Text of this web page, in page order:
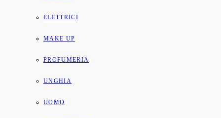
ELETTRICI
MAKE UP
PROFUMERIA
UNGHIA
UOMO